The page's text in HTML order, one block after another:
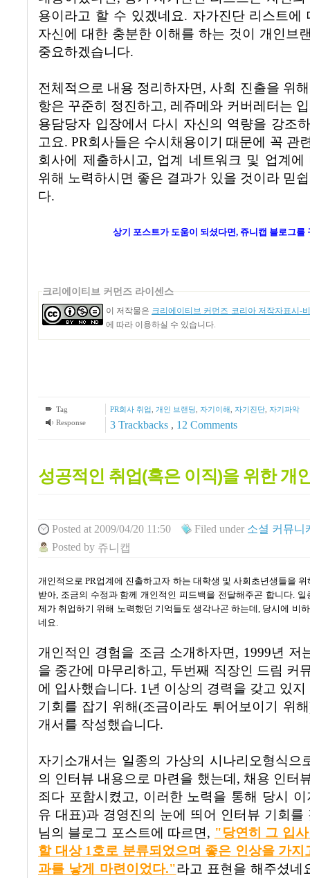
용이라고 할 수 있겠네요. 자가진단 리스트에
자신에 대한 충분한 이해를 하는 것이 개인브
중요하겠습니다.
전체적으로 내용 정리하자면, 사회 진출을 위
항은 꾸준히 정진하고, 레쥬메와 커버레터는
용담당자 입장에서 다시 자신의 역량을 강조
고요. PR회사들은 수시채용이기 때문에 꼭 관
회사에 제출하시고, 업계 네트워크 및 업계
위해 노력하시면 좋은 결과가 있을 것이라 믿
다.
상기 포스트가 도움이 되셨다면, 쥬니캡 블로그를
크리에이티브 커먼즈 라이센스
이 저작물은 크리에이티브 커먼즈 코리아 저작자표시-
에 따라 이용하실 수 있습니다.
Tag PR회사 취업 개인 브랜딩 자기이해 자기진단, 자기파악
Response
3Trackbacks , 12 Comments
성공적인 취업(혹은 이직)을 위한 개
Posted at 2009/04/20 11:50 Filedunder 소셜 커뮤니
Posted by 쥬니캡
개인적으로 PR업계에 진출하고자 하는 대학생 및 사회초년생들을
받아 조금의 수정과 함께 개인적인 피드백을 전달해주곤 합니다. 일
제가 취업하기 위해 노력했던 기억들도 생각나곤 하는데 당시에 비
네요
개인적인 경험을 조금 소개하자면, 1999년 저
을 중간에 마무리하고, 두번째 직장인 드림 커
에 입사했습니다. 1 년 이상의 경력을 갖고 있
기회를 잡기 위해(조금이라도 튀어보이기 위
개서를 작성했습니다.
자기소개서는 일종의 가상의 시나리오형식으
의 인터뷰 내용으로 마련을 했는데, 채용 인터
죄다 포함시켰고, 이러한 노력을 통해 당시
유 대표)과 경영진의 눈에 띄어 인터뷰 기회를
님의 블로그 포스트에 따르면, "당연히 그 입
할 대상1 호로 분류되었으며 좋은 인상을 가
과를 낳게 마련이었다."라고 표현을 해주셨네